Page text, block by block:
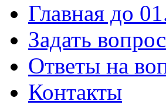
Главная до
Задать вопрос
Ответы на
Контакты